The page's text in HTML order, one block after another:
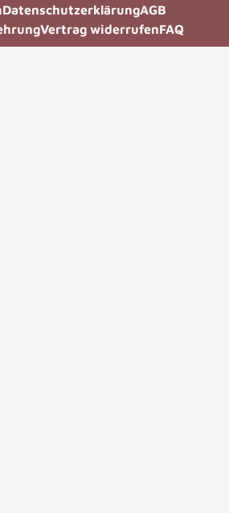
DatenschutzerklärungAGB
Vertrag widerrufenFAQ